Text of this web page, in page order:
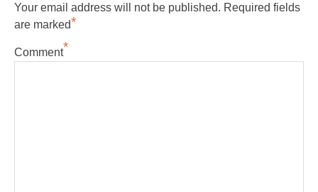
Your email address will not be published. Required fields
are marked*
Comment*